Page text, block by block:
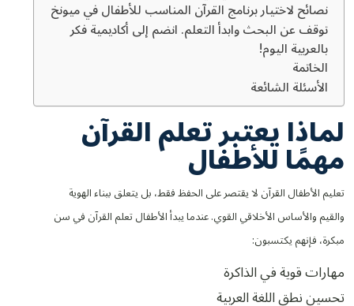
نصائح لاختيار برنامج القرآن المناسب للأطفال في ميونخ
توقف عن البحث وابدأ التعلم. انضم إلى أكاديمية فكر
بالعربية اليوم!
الخاتمة
الأسئلة الشائعة
لماذا يعتبر تعلم القرآن
مهمًا للأطفال
تعليم الأطفال القرآن لا يقتصر على الحفظ فقط، بل يتعلق ببناء الهوية
والقيم والأساس الأخلاقي القوي. عندما يبدأ الأطفال تعلم القرآن في سن
مبكرة، فإنهم يكتسبون:
مهارات قوية في الذاكرة
تحسين نطق اللغة العربية